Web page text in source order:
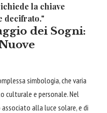
la chiave
decifrato."
dei Sogni:
simbologia, che varia
culturale e personale. Nel
alla luce solare, e di